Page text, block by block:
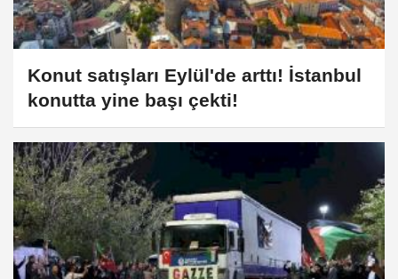
Konut satışları Eylül'de arttı! İstanbul
konutta yine başı çekti!